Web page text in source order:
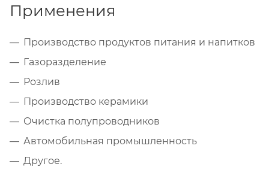
Применения
Производство продуктов питания и напитков
Газоразделение
Розлив
Производство керамики
Очистка полупроводников
Автомобильная промышленность
Другое.